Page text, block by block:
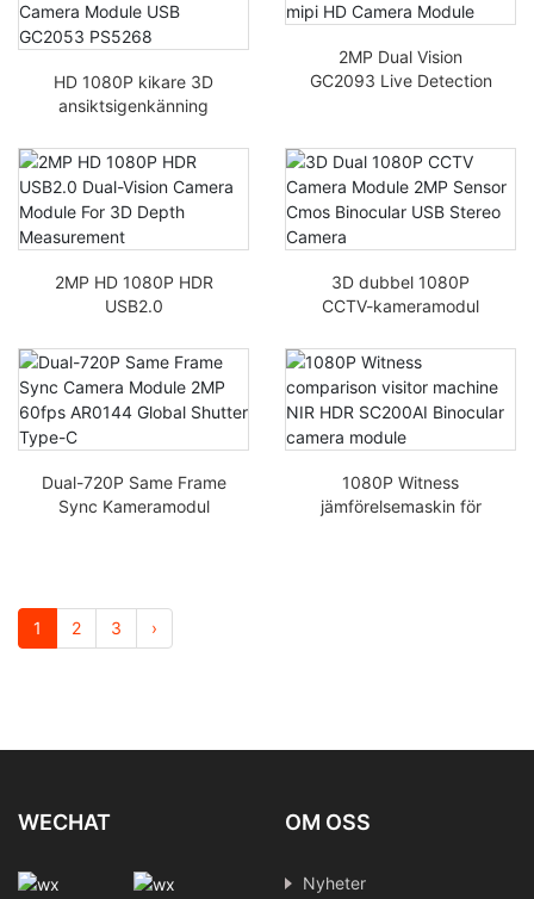
HD 1080P kikare 3D
ansiktsigenkänning
USB GC2053 PS5268
2MP Dual Vision
GC2093 Live Detection
2MP HD 1080P HDR
USB2.0
ul för 3D-djupmätning
3D dubbel 1080P
CCTV-kameramodul
kikare USB
stereokamera
Dual-720P Same Frame
Sync Kameramodul
1080P Witness
jämförelsemaskin för
1 2 3 ›
WECHAT OM OSS
Nyheter